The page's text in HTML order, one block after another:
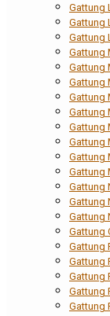
Gattung
Gattung
Gattung
Gattung
Gattung
Gattung
Gattung
Gattung
Gattung
Gattung
Gattung
Gattung
Gattung
Gattung
Gattung
Gattung
Gattung
Gattung
Gattung
Gattung
Gattung